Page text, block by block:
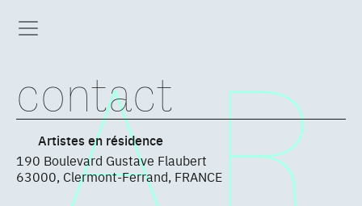
contact
Artistes en résidence
190 Boulevard Gustave Flaubert
63000, Clermont-Ferrand, FRANCE